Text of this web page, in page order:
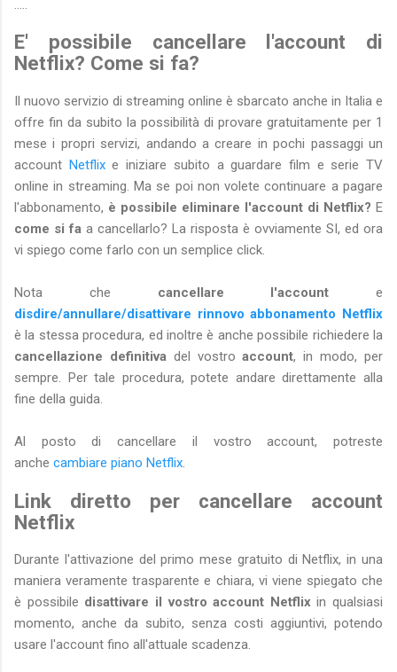
E' possibile cancellare l'account di
Netflix? Come si fa?
Il nuovo servizio di streaming online è sbarcato anche in Italia e
offre fin da subito la possibilità di provare gratuitamente per 1
mese i propri servizi, andando a creare in pochi passaggi un
account Netflixe iniziare subito a guardare film e serie TV
online in streaming. Ma se poi non volete continuare a pagare
l'abbonamento, è possibile eliminare l'account di Netflix? E
come si fa a cancellarlo? La risposta è ovviamente SI, ed ora
vi spiego come farlo con un semplice click.
Nota che cancellare l'account e
disdire/annullare/disattivare rinnovo abbonamento Netflix
è la stessa procedura, ed inoltre è anche possibile richiedere la
cancellazione definitivadel vostroaccount, in modo, per
sempre. Per tale procedura, potete andare direttamente alla
fine della guida.
Al posto di cancellare il vostro account, potreste
anche cambiare piano Netflix.
Link diretto per cancellare account
Netflix
Durante l'attivazione del primo mese gratuito di Netflix, in una
maniera veramente trasparente e chiara, vi viene spiegato che
è possibile disattivare il vostro account Netflixin qualsiasi
momento, anche da subito, senza costi aggiuntivi, potendo
usare l'account fino all'attuale scadenza.